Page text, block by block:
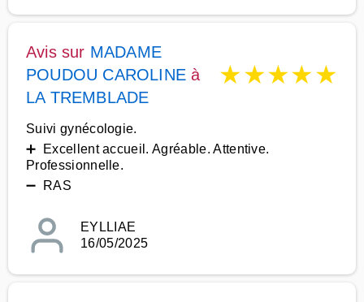
Avis sur MADAME
POUDOU CAROLINE à
LA TREMBLADE
★★★★★
Suivi gynécologie.
➕ Excellent accueil. Agréable. Attentive.
Professionnelle.
➖ RAS
EYLLIAE
16/05/2025